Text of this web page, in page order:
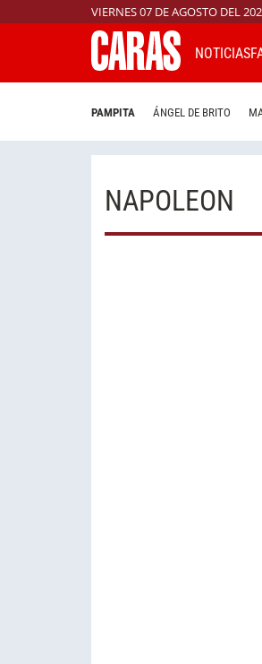
VIERNES 07 DE AGOSTO DEL
NOTICIAS
PAMPITA ÁNGEL DE BRITO
NAPOLEON